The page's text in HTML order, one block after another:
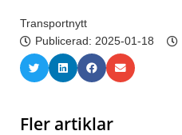
Transportnytt
Publicerad: 2025-01-18
Fler artiklar